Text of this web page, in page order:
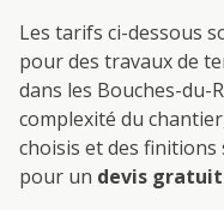
Les tarifs ci-dessous
pour des travaux de
dans les Bouches-du-
complexité du
choisis et des
pour un devis